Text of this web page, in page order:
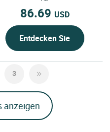
86.69 USD
Entdecken Sie
3
anzeigen